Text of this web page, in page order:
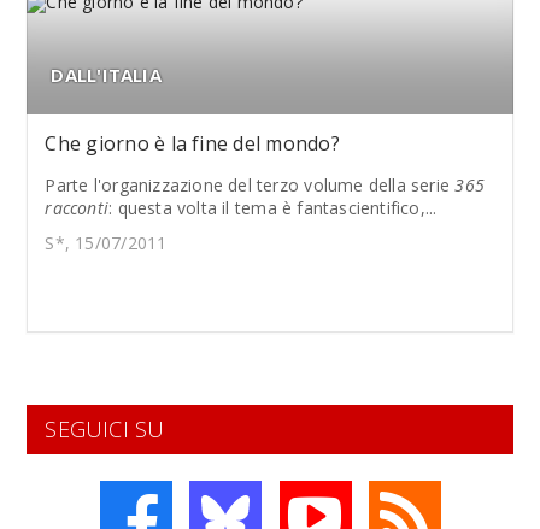
DALL'ITALIA
Che giorno è la fine del mondo?
Parte l'organizzazione del terzo volume della serie365
racconti: questa volta il tema è fantascientifico,...
S*, 15/07/2011
SEGUICI SU